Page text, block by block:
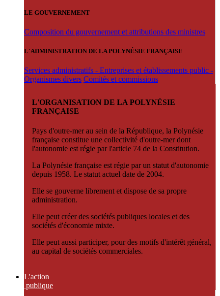
LE GOUVERNEMENT
Composition du gouvernement et attributions des ministres
L'ADMINISTRATION DE LA POLYNÉSIE FRANÇAISE
Services administratifs - Entreprises et établissements public -
Organismes divers Comités et commissions
L'ORGANISATION DE LA POLYNÉSIE
FRANÇAISE
Pays d'outre-mer au sein de la République, la Polynésie
française constitue une collectivité d'outre-mer dont
l'autonomie est régie par l'article 74 de la Constitution.
La Polynésie française est régie par un statut d'autonomie
depuis 1958. Le statut actuel date de 2004.
Elle se gouverne librement et dispose de sa propre
administration.
Elle peut créer des sociétés publiques locales et des
sociétés d'économie mixte.
Elle peut aussi participer, pour des motifs d'intérêt général,
au capital de sociétés commerciales.
L'action
publique